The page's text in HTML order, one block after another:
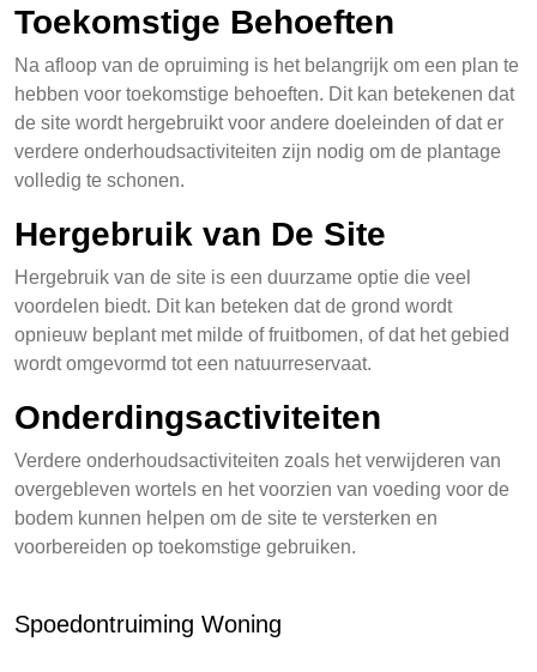
Toekomstige Behoeften
Na afloop van de opruiming is het belangrijk om een plan te
hebben voor toekomstige behoeften. Dit kan betekenen dat
de site wordt hergebruikt voor andere doeleinden of dat er
verdere onderhoudsactiviteiten zijn nodig om de plantage
volledig te schonen.
Hergebruik van De Site
Hergebruik van de site is een duurzame optie die veel
voordelen biedt. Dit kan beteken dat de grond wordt
opnieuw beplant met milde of fruitbomen, of dat het gebied
wordt omgevormd tot een natuurreservaat.
Onderdingsactiviteiten
Verdere onderhoudsactiviteiten zoals het verwijderen van
overgebleven wortels en het voorzien van voeding voor de
bodem kunnen helpen om de site te versterken en
voorbereiden op toekomstige gebruiken.
Spoedontruiming Woning